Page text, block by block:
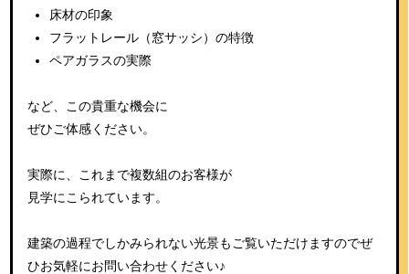
床材の印象
フラットレール（窓サッシ）の特徴
ペアガラスの実際
など、この貴重な機会に
ぜひご体感ください。
実際に、これまで複数組のお客様が
見学にこられています。
建築の過程でしかみられない光景もご覧いただけますのでぜ
ひお気軽にお問い合わせください♪